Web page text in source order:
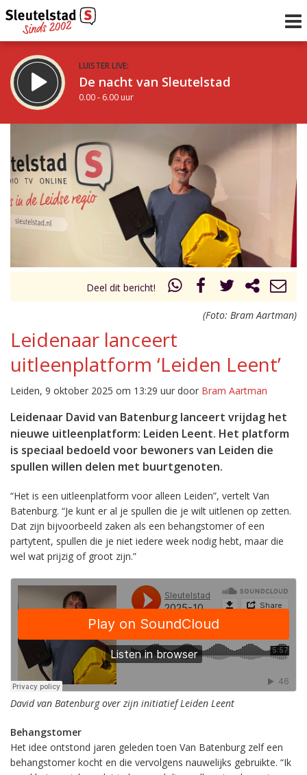
LUISTER LIVE:
De nacht van Sleutelstad
0.00 - 6.00 uur
De ochtend van Sleutelstad
6.00 - 12.00 uur
Vorig uur
uur 1 van 0
Inklappen
Deel dit bericht!
(Foto: Bram Aartman)
Leidenaar lanceert
uitleenplatform ‘Leiden Leent’
Leiden, 9 oktober 2025 om 13:29 uur door Bram Aartman
Leidenaar David van Batenburg lanceert vrijdag het
nieuwe uitleenplatform: Leiden Leent. Het platform
is speciaal bedoeld voor bewoners van Leiden die
spullen willen delen met buurtgenoten.
“Het is een uitleenplatform voor alleen Leiden”, vertelt Van
Batenburg. “Je kunt er al je spullen die je wilt uitlenen op zetten.
Dat zijn bijvoorbeeld zaken als een behangstomer of een
partytent, spullen die je niet iedere week nodig hebt, maar die
wel wat prijzig of groot zijn.”
David van Batenburg over zijn initiatief Leiden Leent
Behangstomer
Het idee ontstond jaren geleden toen Van Batenburg zelf een
behangstomer kocht en die vervolgens nauwelijks gebruikte. “Ik